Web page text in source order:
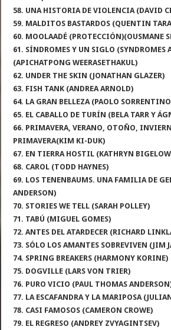
58. UNA HISTORIA DE VIOLENCIA (DAVID
59. MALDITOS BASTARDOS (QUENTIN
60. MOOLAADÉ (PROTECCIÓN)(OUSMANE
61. SÍNDROMES Y UN SIGLO (SYNDROMES
(APICHATPONG WEERASETHAKUL)
62. UNDER THE SKIN (JONATHAN GLAZER)
63. FISH TANK (ANDREA ARNOLD)
64. LA GRAN BELLEZA (PAOLO
65. EL CABALLO DE TURÍN (BELA TARR Y
66. PRIMAVERA, VERANO, OTOÑO,
PRIMAVERA(KIM KI-DUK)
67. EN TIERRA HOSTIL (KATHRYN
68. CAROL (TODD HAYNES)
69. LOS TENENBAUMS. UNA FAMILIA DE
ANDERSON)
70. STORIES WE TELL (SARAH POLLEY)
71. TABÚ (MIGUEL GOMES)
72. ANTES DEL ATARDECER (RICHARD
73. SÓLO LOS AMANTES SOBREVIVEN (JIM
74. SPRING BREAKERS (HARMONY KORINE)
75. DOGVILLE (LARS VON TRIER)
76. PURO VICIO (PAUL THOMAS
77. LA ESCAFANDRA Y LA MARIPOSA
78. CASI FAMOSOS (CAMERON CROWE)
79. EL REGRESO (ANDREY ZVYAGINTSEV)